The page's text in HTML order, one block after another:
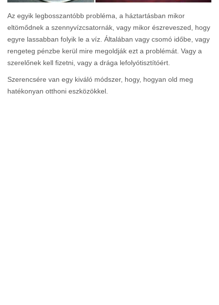
Az egyik legbosszantóbb probléma, a háztartásban mikor
eltömődnek a szennyvízcsatornák, vagy mikor észreveszed, hogy
egyre lassabban folyik le a víz. Általában vagy csomó időbe, vagy
rengeteg pénzbe kerül mire megoldják ezt a problémát. Vagy a
szerelőnek kell fizetni, vagy a drága lefolyótisztítóért.
Szerencsére van egy kiváló módszer, hogy, hogyan old meg
hatékonyan otthoni eszközökkel.